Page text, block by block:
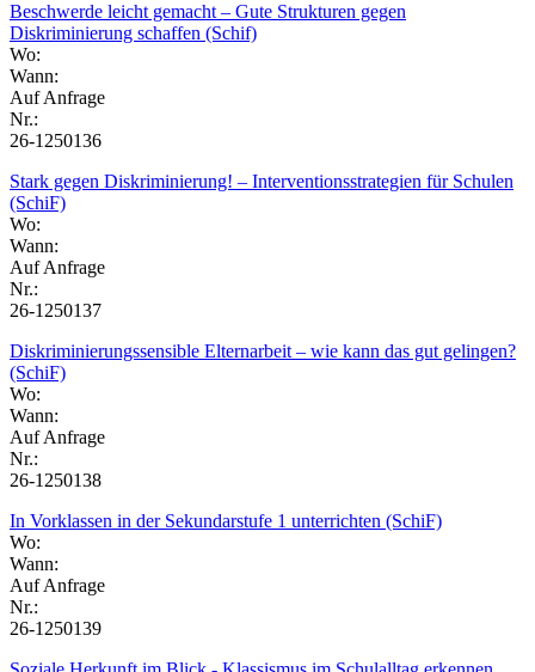
Beschwerde leicht gemacht – Gute Strukturen gegen
Diskriminierung schaffen (Schif)
Wo:
Wann:
Auf Anfrage
Nr.:
26-1250136
Stark gegen Diskriminierung! – Interventionsstrategien für Schulen
(SchiF)
Wo:
Wann:
Auf Anfrage
Nr.:
26-1250137
Diskriminierungssensible Elternarbeit – wie kann das gut gelingen?
(SchiF)
Wo:
Wann:
Auf Anfrage
Nr.:
26-1250138
In Vorklassen in der Sekundarstufe 1 unterrichten (SchiF)
Wo:
Wann:
Auf Anfrage
Nr.:
26-1250139